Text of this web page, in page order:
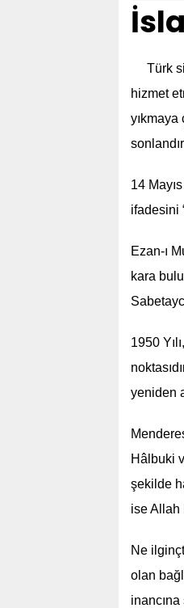
Türk
hizmet
yıkmaya
14
ifadesini
Ezan-ı
kara
1950
yeniden
Hâlbuki
şekilde
ise Allah
Ne
olan